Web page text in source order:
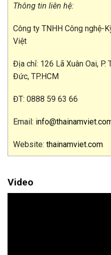
Thông tin liên hệ:
Công ty TNHH Công nghệ-
Việt
Địa chỉ: 126 Lã Xuân Oai, P.
Đức, TP.HCM
ĐT: 0888 59 63 66
Email:
Website: thainamviet.com
Video